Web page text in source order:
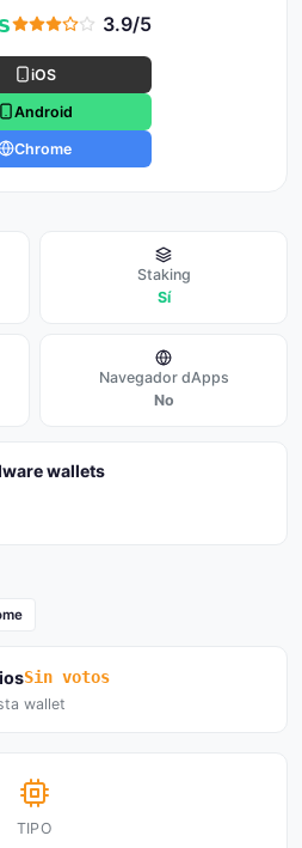
3.9/5
iOS
Android
Chrome
Staking
Sí
Navegador dApps
No
wallets
Sin votos
wallet
TIPO